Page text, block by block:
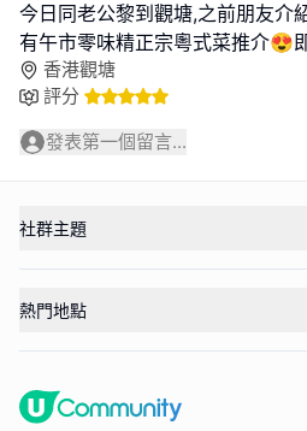
今日同老公黎到觀塘,之前朋友介
有午市零味精正宗粵式菜推介😍
香港觀塘
評分
發表第一個留言...
社群主題
熱門地點